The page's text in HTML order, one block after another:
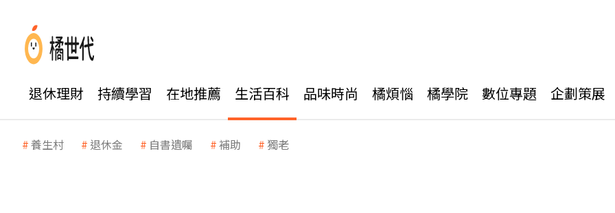
退休理財 持續學習 在地推薦 生活百科 品味時尚 橘煩惱 橘學院 數位專題 企劃策展
養生村 退休金 自書遺囑 補助 獨老